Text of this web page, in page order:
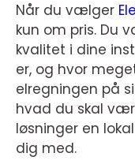
Når du vælger
kun om pris. Du
kvalitet i dine
er, og hvor
elregningen på
hvad du skal
løsninger en
dig med.